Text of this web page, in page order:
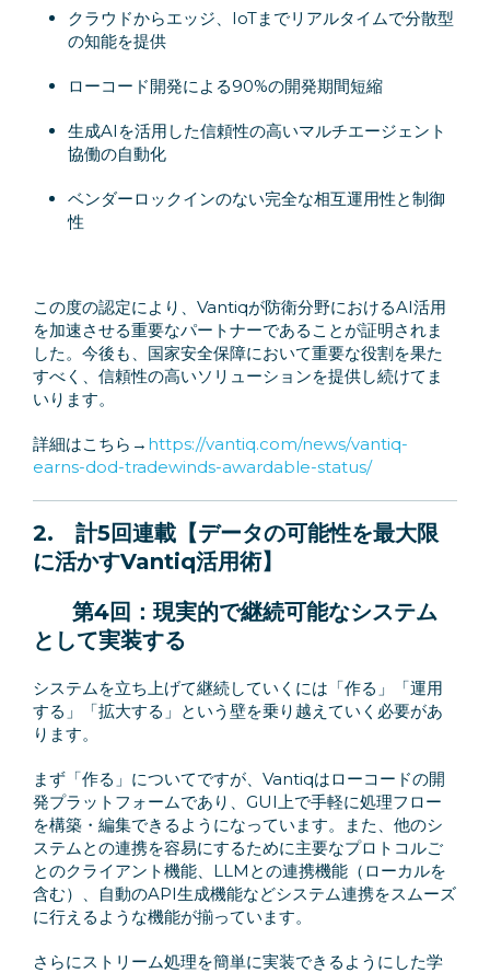
クラウドからエッジ、IoTまでリアルタイムで分散型
の知能を提供
ローコード開発による90%の開発期間短縮
生成AIを活用した信頼性の高いマルチエージェント
協働の自動化
ベンダーロックインのない完全な相互運用性と制御
性
この度の認定により、Vantiqが防衛分野におけるAI活用
を加速させる重要なパートナーであることが証明されま
した。今後も、国家安全保障において重要な役割を果た
すべく、信頼性の高いソリューションを提供し続けてま
いります。
詳細はこちら→ https://vantiq.com/news/vantiq-
earns-dod-tradewinds-awardable-status/
2. 計5回連載【データの可能性を最大限
に活かすVantiq活用術】
第4回：現実的で継続可能なシステム
として実装する
システムを立ち上げて継続していくには「作る」「運用
する」「拡大する」という壁を乗り越えていく必要があ
ります。
まず「作る」についてですが、Vantiqはローコードの開
発プラットフォームであり、GUI上で手軽に処理フロー
を構築・編集できるようになっています。また、他のシ
ステムとの連携を容易にするために主要なプロトコルご
とのクライアント機能、LLMとの連携機能（ローカルを
含む）、自動のAPI生成機能などシステム連携をスムーズ
に行えるような機能が揃っています。
さらにストリーム処理を簡単に実装できるようにした学